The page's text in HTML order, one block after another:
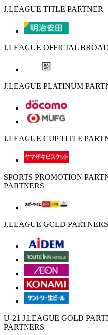
J.LEAGUE TITLE PARTNER
J.LEAGUE OFFICIAL
J.LEAGUE PLATINUM
J.LEAGUE CUP TITLE
SPORTS PROMOTION
PARTNERS
J.LEAGUE GOLD PARTNERS
U-21 J.LEAGUE GOLD
PARTNERS